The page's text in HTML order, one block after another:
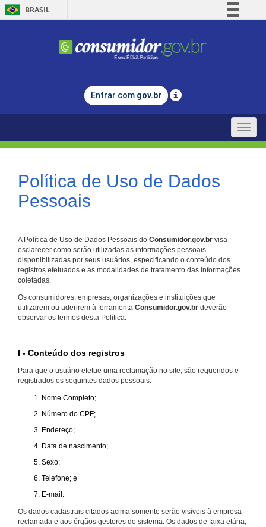
BRASIL
Comunica BR
Legislação
Entrar com gov.br
Toggle
Política de Uso de Dados
Pessoais
A Política de Uso de Dados Pessoais do Consumidor.gov.br visa
esclarecer como serão utilizadas as informações pessoais
disponibilizadas por seus usuários, especificando o conteúdo dos
registros efetuados e as modalidades de tratamento das informações
coletadas.
Os consumidores, empresas, organizações e instituições que
utilizarem ou aderirem à ferramenta Consumidor.gov.br deverão
observar os termos desta Política.
I - Conteúdo dos registros
Para que o usuário efetue uma reclamação no site, são requeridos e
registrados os seguintes dados pessoais:
Nome Completo;
Número do CPF;
Endereço;
Data de nascimento;
Sexo;
Telefone; e
E-mail.
Os dados cadastrais citados acima somente serão visíveis à empresa
reclamada e aos órgãos gestores do sistema. Os dados de faixa etária,